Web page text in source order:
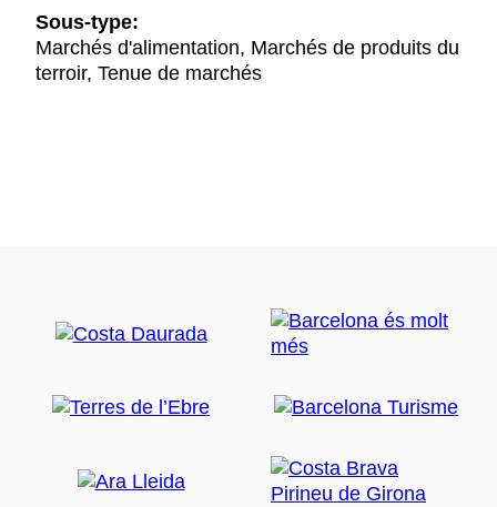
Sous-type:
Marchés d'alimentation, Marchés de produits du
terroir, Tenue de marchés